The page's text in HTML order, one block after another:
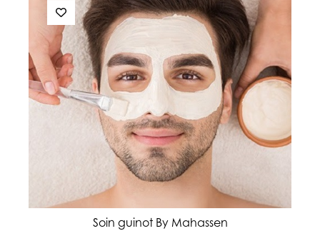
Soin guinot By Mahassen